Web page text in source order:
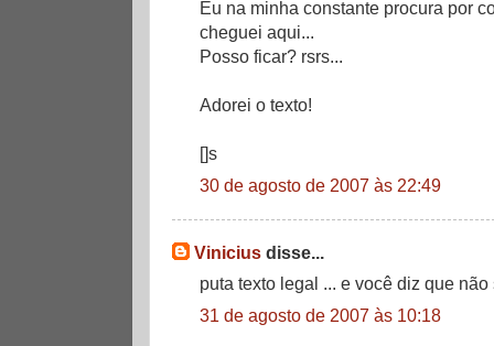
Eu na minha constante procura por
cheguei aqui...
Posso ficar? rsrs...
Adorei o texto!
[]s
30 de agosto de 2007 às 22:49
Vinicius disse...
puta texto legal ... e você diz que
31 de agosto de 2007 às 10:18